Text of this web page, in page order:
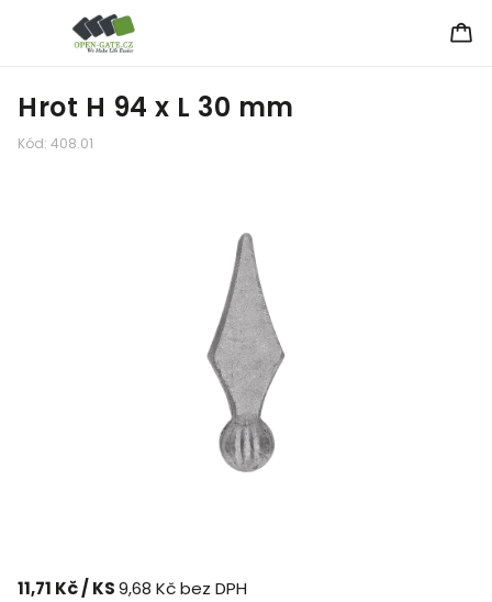
Hrot H 94 x L 30 mm
Kód: 408.01
11,71 Kč/ KS9,68 Kč bez DPH